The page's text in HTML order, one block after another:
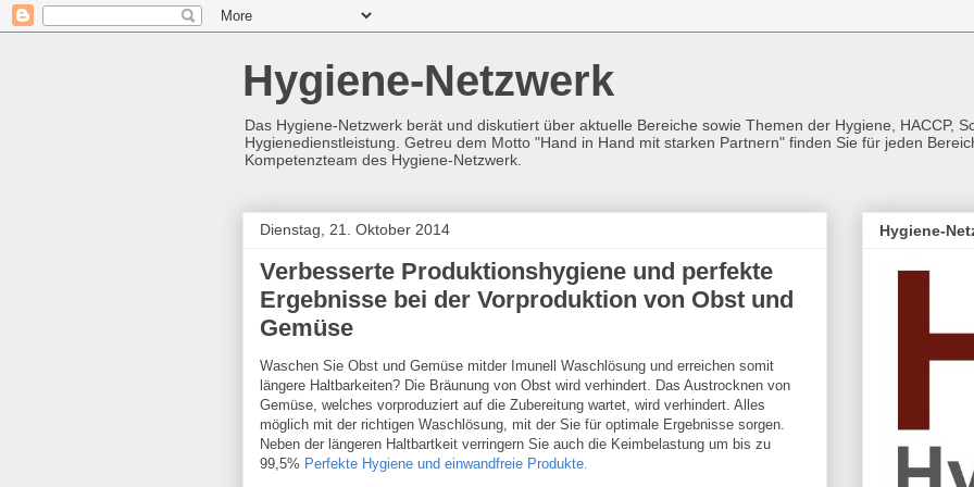
Hygiene-Netzwerk
Das Hygiene-Netzwerk berät und diskutiert über aktuelle Bereiche sowie Themen der Hygiene, HACCP,
Hygienedienstleistung. Getreu dem Motto "Hand in Hand mit starken Partnern" finden Sie für jeden
Kompetenzteam des Hygiene-Netzwerk.
Dienstag, 21. Oktober 2014
Verbesserte Produktionshygiene und perfekte
Ergebnisse bei der Vorproduktion von Obst und
Gemüse
Waschen Sie Obst und Gemüse mitder Imunell Waschlösung und erreichen somit
längere Haltbarkeiten? Die Bräunung von Obst wird verhindert. Das Austrocknen von
Gemüse, welches vorproduziert auf die Zubereitung wartet, wird verhindert. Alles
möglich mit der richtigen Waschlösung, mit der Sie für optimale Ergebnisse sorgen.
Neben der längeren Haltbartkeit verringern Sie auch die Keimbelastung um bis zu
99,5% Perfekte Hygiene und einwandfreie Produkte.
Hygiene-